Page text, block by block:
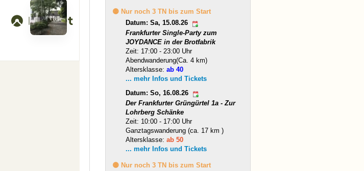
🟡 Nur noch 3 TN bis zum Start
Datum: Sa, 15.08.26
Frankfurter Single-Party zum
JOYDANCE in der Brotfabrik
Zeit: 17:00 - 23:00 Uhr
Abendwanderung(Ca. 4 km)
Altersklasse:ab 40
... mehr Infos und Tickets
Datum: So, 16.08.26
Der Frankfurter Grüngürtel 1a - Zur
Lohrberg Schänke
Zeit: 10:00 - 17:00 Uhr
Ganztagswanderung (ca. 17 km )
Altersklasse:ab 50
... mehr Infos und Tickets
🟡 Nur noch 3 TN bis zum Start